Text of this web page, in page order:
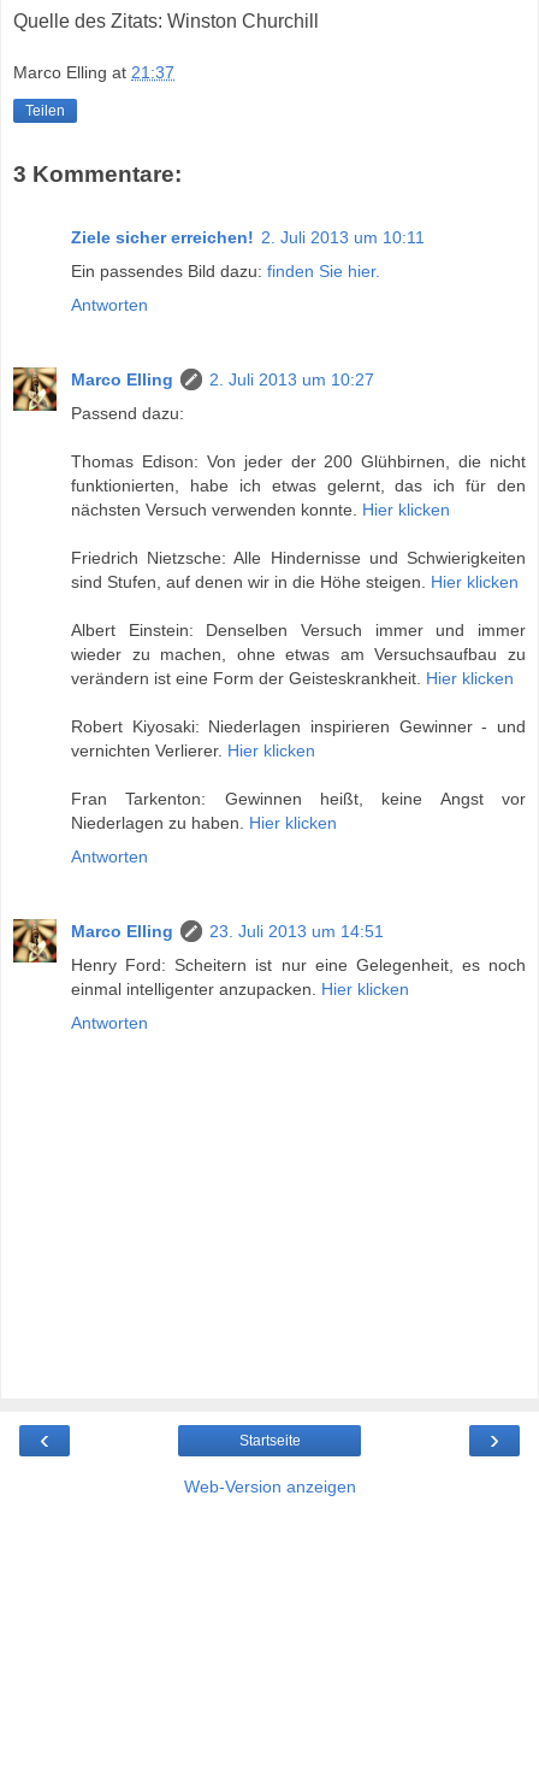
Quelle des Zitats: Winston Churchill
Marco Elling at 21:37
Teilen
3 Kommentare:
Ziele sicher erreichen! 2. Juli 2013 um 10:11
Ein passendes Bild dazu: finden Sie hier.
Antworten
Marco Elling
2. Juli 2013 um 10:27
Passend dazu:
Thomas Edison: Von jeder der 200 Glühbirnen, die nicht
funktionierten, habe ich etwas gelernt, das ich für den
nächsten Versuch verwenden konnte. Hier klicken
Friedrich Nietzsche: Alle Hindernisse und Schwierigkeiten
sind Stufen, auf denen wir in die Höhe steigen. Hier klicken
Albert Einstein: Denselben Versuch immer und immer
wieder zu machen, ohne etwas am Versuchsaufbau zu
verändern ist eine Form der Geisteskrankheit. Hier klicken
Robert Kiyosaki: Niederlagen inspirieren Gewinner - und
vernichten Verlierer. Hier klicken
Fran Tarkenton: Gewinnen heißt, keine Angst vor
Niederlagen zu haben. Hier klicken
Antworten
Marco Elling
23. Juli 2013 um 14:51
Henry Ford: Scheitern ist nur eine Gelegenheit, es noch
einmal intelligenter anzupacken. Hier klicken
Antworten
‹ ›
Startseite
Web-Version anzeigen